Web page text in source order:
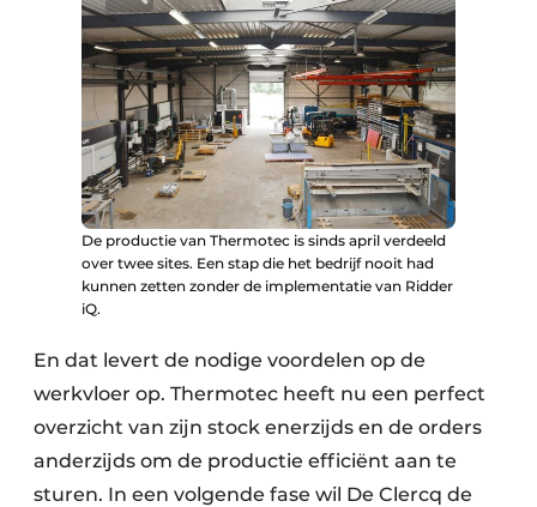
De productie van Thermotec is sinds april verdeeld
over twee sites. Een stap die het bedrijf nooit had
kunnen zetten zonder de implementatie van Ridder
iQ.
En dat levert de nodige voordelen op de
werkvloer op. Thermotec heeft nu een perfect
overzicht van zijn stock enerzijds en de orders
anderzijds om de productie efficiënt aan te
sturen. In een volgende fase wil De Clercq de